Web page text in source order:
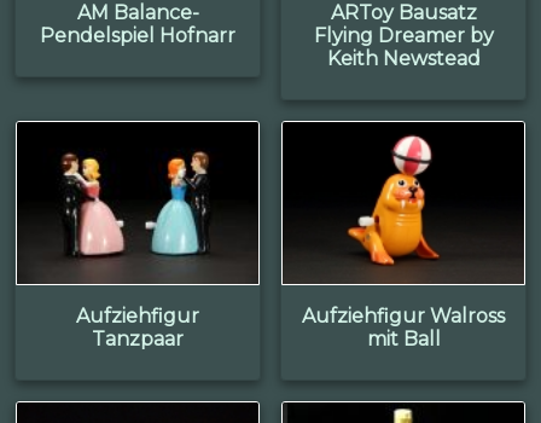
AM Balance-
Pendelspiel Hofnarr
ARToy Bausatz
Flying Dreamer by
Keith Newstead
Aufziehfigur
Tanzpaar
Aufziehfigur Walross
mit Ball